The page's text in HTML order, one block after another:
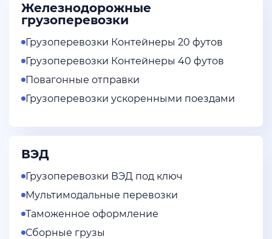
Железнодорожные
грузоперевозки
Грузоперевозки Контейнеры 20 футов
Грузоперевозки Контейнеры 40 футов
Повагонные отправки
Грузоперевозки ускоренными поездами
ВЭД
Грузоперевозки ВЭД под ключ
Мультимодальные перевозки
Таможенное оформление
Сборные грузы